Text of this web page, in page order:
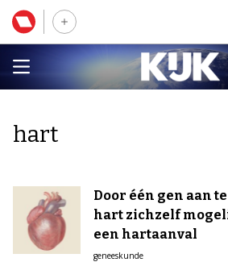
hart
Door één gen aan
hart zichzelf
een hartaanval
geneeskunde